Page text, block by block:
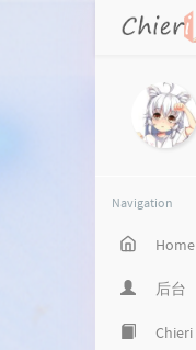
Navigation
Home
后台